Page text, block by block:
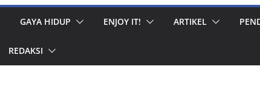
GAYA HIDUP ENJOY IT! ARTIKEL
REDAKSI